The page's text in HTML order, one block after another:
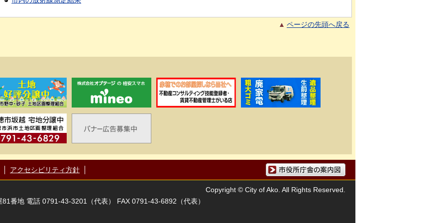
ページの先頭へ戻る
アクセシビリティ方針
市役所庁舎の案内図
番地 電話 0791-43-3201（代表） FAX 0791-43-6892（代表）
Copyright © City of Ako. All Rights Reserved.